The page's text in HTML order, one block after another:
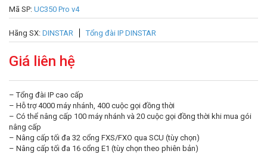
Mã SP: UC350 Pro v4
Hãng SX: DINSTAR Tổng đài IP DINSTAR
Giá liên hệ
– Tổng đài IP cao cấp
– Hỗ trợ 4000 máy nhánh, 400 cuộc gọi đồng thời
– Có thể nâng cấp 100 máy nhánh và 20 cuộc gọi đồng thời khi mua gói
nâng cấp
– Nâng cấp tối đa 32 cổng FXS/FXO qua SCU (tùy chọn)
– Nâng cấp tối đa 16 cổng E1 (tùy chọn theo phiên bản)